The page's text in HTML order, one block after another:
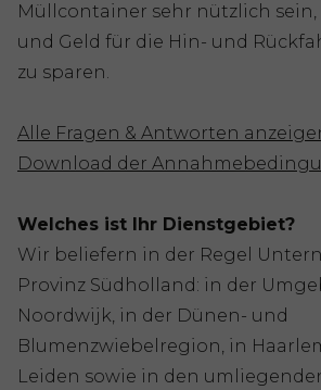
Müllcontainer sehr nützlich sein,
und Geld für die Hin- und
zu sparen.
Alle Fragen & Antworten
Download der
Welches ist Ihr Dienstgebiet?
Wir beliefern in der Regel
Provinz Südholland: in der
Noordwijk, in der Dünen- und
Blumenzwiebelregion, in
Leiden sowie in den